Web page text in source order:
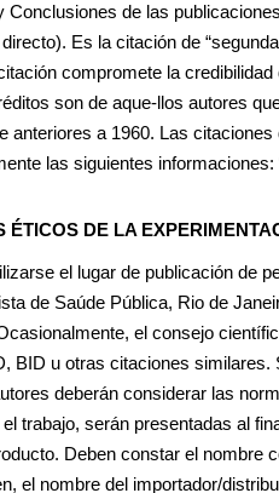
Conclusiones de las
Es la citación de
compromete la
son de aque-llos autores
anteriores a 1960. Las
las siguientes
ÉTICOS DE LA
el lugar de publicación de
de Saúde Pública, Rio de
el consejo
BID u otras citaciones similares.
deberán considerar las
trabajo, serán presentadas al
Deben constar el nombre
el nombre del importador/